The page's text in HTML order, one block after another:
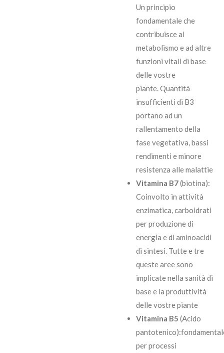
Un principio
fondamentale che
contribuisce al
metabolismo e ad altre
funzioni vitali di base
delle vostre
piante. Quantità
insufficienti di B3
portano ad un
rallentamento della
fase vegetativa, bassi
rendimenti e minore
resistenza alle malattie
Vitamina B7(biotina):
Coinvolto in attività
enzimatica, carboidrati
per produzione di
energia e di aminoacidi
di sintesi. Tutte e tre
queste aree sono
implicate nella sanità di
base e la produttività
delle vostre piante
Vitamina B5 (Acido
pantotenico):
per processi